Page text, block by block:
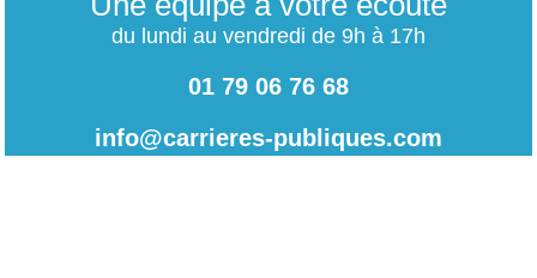
du lundi au vendredi de 9h à 17h
01 79 06 76 68
info@carrieres-publiques.com